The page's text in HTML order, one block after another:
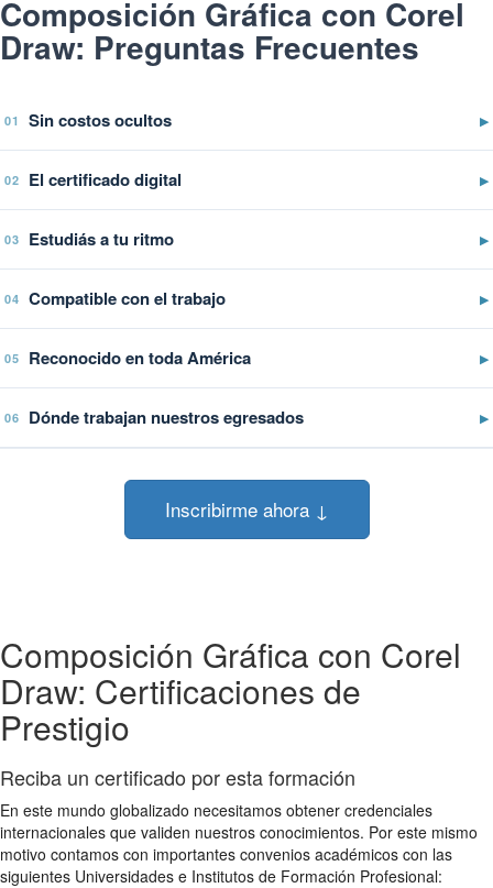
Composición Gráfica con Corel
Draw: Preguntas Frecuentes
01 Sin costos ocultos ▶
02 El certificado digital ▶
03 Estudiás a tu ritmo ▶
04 Compatible con el trabajo ▶
05 Reconocido en toda América ▶
06 Dónde trabajan nuestros egresados ▶
Inscribirme ahora ↓
Composición Gráfica con Corel
Draw: Certificaciones de
Prestigio
Reciba un certificado por esta formación
En este mundo globalizado necesitamos obtener credenciales
internacionales que validen nuestros conocimientos. Por este mismo
motivo contamos con importantes convenios académicos con las
siguientes Universidades e Institutos de Formación Profesional: